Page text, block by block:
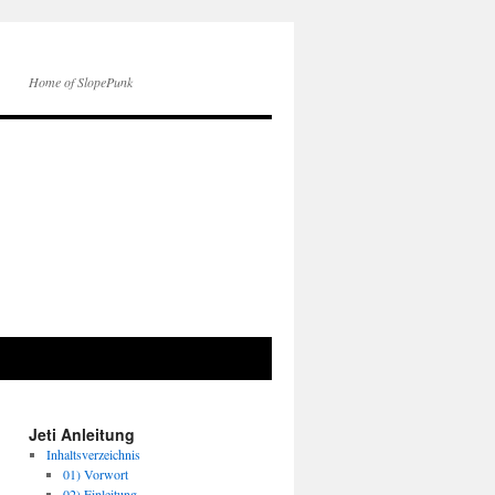
Home of SlopePunk
Jeti Anleitung
Inhaltsverzeichnis
01) Vorwort